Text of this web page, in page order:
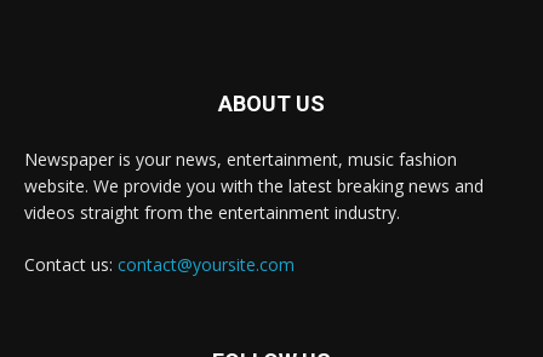
ABOUT US
Newspaper is your news, entertainment, music fashion
website. We provide you with the latest breaking news and
videos straight from the entertainment industry.
Contact us: contact@yoursite.com